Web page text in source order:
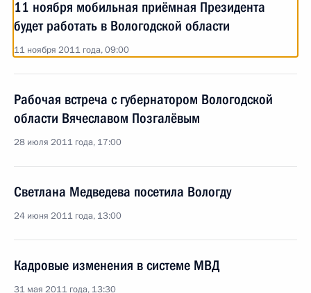
11 ноября мобильная приёмная Президента
будет работать в Вологодской области
11 ноября 2011 года, 09:00
Рабочая встреча с губернатором Вологодской
области Вячеславом Позгалёвым
28 июля 2011 года, 17:00
Светлана Медведева посетила Вологду
24 июня 2011 года, 13:00
Кадровые изменения в системе МВД
31 мая 2011 года, 13:30